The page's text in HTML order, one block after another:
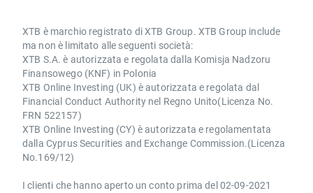
XTB è marchio registrato di XTB Group. XTB Group include
ma non è limitato alle seguenti società:
XTB S.A. è autorizzata e regolata dalla Komisja Nadzoru
Finansowego (KNF) in Polonia
XTB Online Investing (UK) è autorizzata e regolata dal
Financial Conduct Authority nel Regno Unito(Licenza No.
FRN 522157)
XTB Online Investing (CY) è autorizzata e regolamentata
dalla Cyprus Securities and Exchange Commission.(Licenza
No.169/12)
I clienti che hanno aperto un conto prima del 02-09-2021